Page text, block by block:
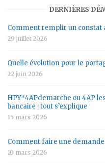
DERNIÈRES
Comment remplir un constat
29 juillet 2026
Quelle évolution pour le
22 juin 2026
HPY*4APdemarche ou 4AP
bancaire : tout s’explique
15 mars 2026
Comment faire une demande
10 mars 2026